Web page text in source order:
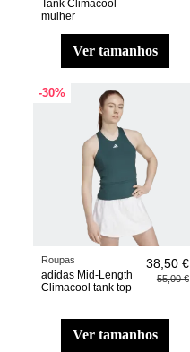
Tank Climacool
mulher
ver tamanhos
-30%
Roupas
adidas Mid-Length
Climacool tank top
38,50 €
55,00 €
ver tamanhos